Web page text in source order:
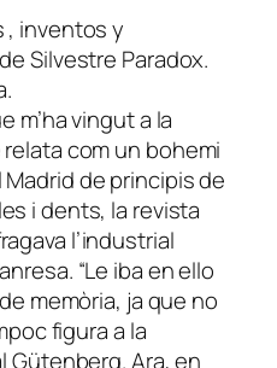
, inventos y
Silvestre Paradox.
m’ha vingut a la
com un bohemi
de principis de
i dents, la revista
l’industrial
“Le iba en ello
memòria, ja que no
figura a la
Gütenberg. Ara, en